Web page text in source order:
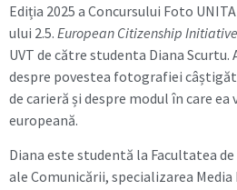
Ediția 2025 a Concursului Foto
ului 2.5. European Citizenship Initiative
UVT de către studenta Diana Scurtu.
despre povestea fotografiei
de carieră și despre modul în care
europeană.
Diana este studentă la Facultatea
ale Comunicării, specializarea